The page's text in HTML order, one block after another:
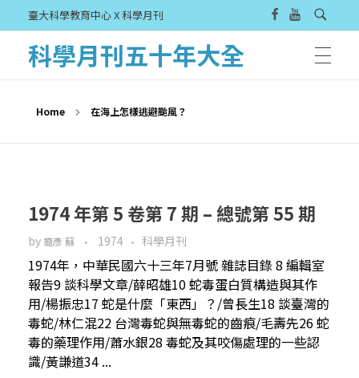
臺大科學教育中心 X 科學月刊
科學月刊五十年大全
Home 在海上怎樣逃避颱風？
1974 年第 5 卷第 7 期 – 總號第 55 期
by 裔彥 蘇 1974 科學月刊
1974年，中華民國六十三年7月號 雜誌目錄 8 編輯室
報告9 談科學文章/薛昭雄10 蛇毒蛋白質構造與其作
用/楊振忠17 蛇是什麼「東西」？/曾長生18 談臺灣的
毒蛇/林仁混22 台灣毒蛇與無毒蛇的齒痕/毛壽先26 蛇
毒的藥理作用/蕭水銀28 毒蛇及其咬傷處理的一些認
識/黃謙道34 ...